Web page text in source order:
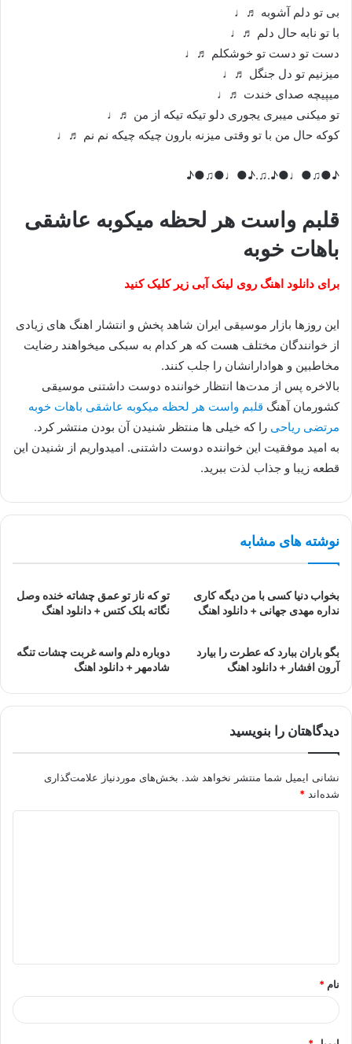
بی تو دلم آشوبه ♬♩
با تو نابه حال دلم ♬♩
دست تو دست تو خوشکلم ♬♩
میزنیم تو دل جنگل ♬♩
میپیچه صدای خندت ♬♩
تو میکنی میبری یجوری دلو تیکه تیکه از من ♬♩
کوکه حال من با تو وقتی میزنه بارون چیکه چیکه نم نم ♬♩
♪●♫●♩●♪.♫.♪●♩●♫●♪
قلبم واست هر لحظه میکوبه عاشقی
باهات خوبه
برای دانلود اهنگ روی لینک آبی زیر کلیک کنید
این روزها بازار موسیقی ایران شاهد پخش و انتشار اهنگ های زیادی
از خوانندگان مختلف هست که هر کدام به سبکی میخواهند رضایت
مخاطبین و هوادارانشان را جلب کنند.
بالاخره پس از مدت‌ها انتظار خواننده دوست داشتنی موسیقی
کشورمان آهنگ قلبم واست هر لحظه میکوبه عاشقی باهات خوبه
مرتضی ریاحی را که خیلی ها منتظر شنیدن آن بودن منتشر کرد.
به امید موفقیت این خواننده دوست داشتنی. امیدواریم از شنیدن این
قطعه زیبا و جذاب لذت ببرید.
نوشته های مشابه
بخواب دنیا کسی با من دیگه کاری
نداره مهدی جهانی + دانلود اهنگ
تو که ناز تو عمق چشاته خنده وصل
نگاته بلک کتس + دانلود اهنگ
بگو باران ببارد که عطرت را بیارد
آرون افشار + دانلود اهنگ
دوباره دلم واسه غربت چشات تنگه
شادمهر + دانلود اهنگ
دیدگاهتان را بنویسید
نشانی ایمیل شما منتشر نخواهد شد. بخش‌های موردنیاز علامت‌گذاری
شده‌اند *
*
نام *